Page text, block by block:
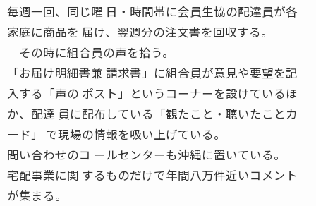
毎週一回、同じ曜 日・時間帯に会員生協の配達員が各
家庭に商品を 届け、翌週分の注文書を回収する。
その時に組合員の声を拾う。
「お届け明細書兼 請求書」に組合員が意見や要望を記
入する「声の ポスト」というコーナーを設けているほ
か、配達 員に配布している「観たこと・聴いたことカ
ード」 で現場の情報を吸い上げている。
問い合わせのコ ールセンターも沖縄に置いている。
宅配事業に関 するものだけで年間八万件近いコメント
が集まる。